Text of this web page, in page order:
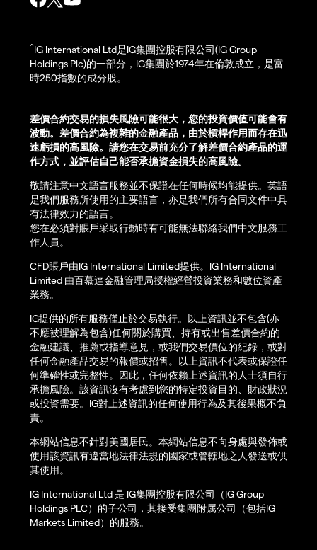
^IG International Ltd是IG集團控股有限公司(IG Group
Holdings Plc)的一部分，IG集團於1974年在倫敦成立，是富
時250指數的成分股。
差價合約交易的損失風險可能很大，您的投資價值可能會有
波動。差價合約為複雜的金融產品，由於槓桿作用而存在迅
速虧損的高風險。請您在交易前充分了解差價合約產品的運
作方式，並評估自己能否承擔資金損失的高風險。
敬請注意中文語言服務並不保證在任何時候均能提供。英語
是我們服務所使用的主要語言，亦是我們所有合同文件中具
有法律效力的語言。
您在必須對賬戶采取行動時有可能無法聯絡我們中文服務工
作人員。
CFD賬戶由IG International Limited提供。IG International
Limited 由百慕達金融管理局授權經營投資業務和數位資產
業務。
IG提供的所有服務僅止於交易執行。以上資訊並不包含(亦
不應被理解為包含)任何關於購買、持有或出售差價合約的
金融建議、推薦或指導意見，或我們交易價位的紀錄，或對
任何金融產品交易的報價或招售。以上資訊不代表或保證任
何準確性或完整性。因此，任何依賴上述資訊的人士須自行
承擔風險。該資訊沒有考慮到您的特定投資目的、財政狀況
或投資需要。IG對上述資訊的任何使用行為及其後果概不負
責。
本網站信息不針對美國居民。本網站信息不向身處與發佈或
使用該資訊有違當地法律法規的國家或管轄地之人發送或供
其使用。
IG International Ltd 是 IG集團控股有限公司（IG Group
Holdings PLC）的子公司，其接受集團附属公司（包括IG
Markets Limited）的服務。